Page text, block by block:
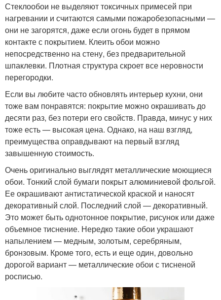
Стеклообои не выделяют токсичных примесей при
нагревании и считаются самыми пожаробезопасными —
они не загорятся, даже если огонь будет в прямом
контакте с покрытием. Клеить обои можно
непосредственно на стену, без предварительной
шпаклевки. Плотная структура скроет все неровности
перегородки.
Если вы любите часто обновлять интерьер кухни, они
тоже вам понравятся: покрытие можно окрашивать до
десяти раз, без потери его свойств. Правда, минус у них
тоже есть — высокая цена. Однако, на наш взгляд,
преимущества оправдывают на первый взгляд
завышенную стоимость.
Очень оригинально выглядят металлические моющиеся
обои. Тонкий слой бумаги покрыт алюминиевой фольгой.
Ее окрашивают антистатической краской и наносят
декоративный слой. Последний слой — декоративный.
Это может быть однотонное покрытие, рисунок или даже
объемное тиснение. Нередко такие обои украшают
напылением — медным, золотым, серебряным,
бронзовым. Кроме того, есть и еще один, довольно
дорогой вариант — металлические обои с тисненой
росписью.